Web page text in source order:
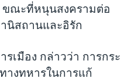
ขณะที่หนุนสงครามต่อ
นิสถานและอิรัก
เมือง กล่าวว่า การกระ
างทหารในการแก้